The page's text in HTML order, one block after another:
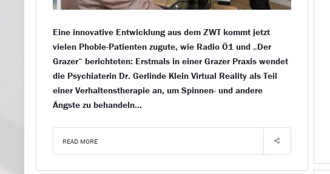
Eine innovative Entwicklung aus dem ZWT kommt jetzt
vielen Phobie-Patienten zugute, wie Radio Ö1 und „Der
Grazer“ berichteten: Erstmals in einer Grazer Praxis wendet
die Psychiaterin Dr. Gerlinde Klein Virtual Reality als Teil
einer Verhaltenstherapie an, um Spinnen- und andere
Ängste zu behandeln…
READ MORE